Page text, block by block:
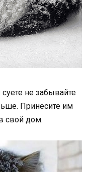
не забывайте
Принесите им
свой дом.